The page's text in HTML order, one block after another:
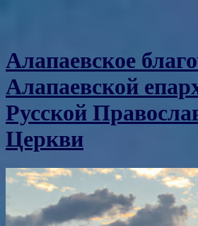
Алапаевское
Алапаевской
Русской
Церкви